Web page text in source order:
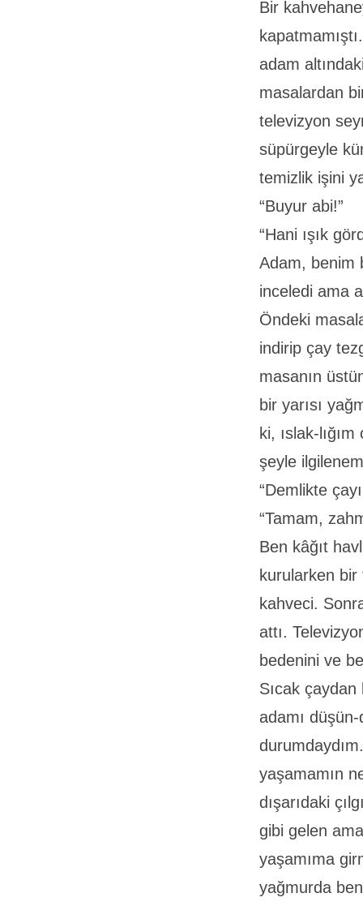
Bir
adam
masalardan
televizyon
süpürgeyle
temizlik işini
“Buyur abi!”
“Hani ışık
Adam, benim
inceledi ama
Öndeki
indirip çay
masanın
bir yarısı
ki, ıslak-
şeyle
“Demlikte
“Tamam,
Ben kâğıt
kurularken bir
kahveci.
attı.
bedenini ve
Sıcak
adamı
yaşamamın
dışarıdaki
gibi gelen
yaşamıma
yağmurda